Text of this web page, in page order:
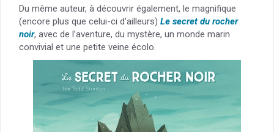
Du même auteur, à découvrir également, le magnifique
(encore plus que celui-ci d’ailleurs) Le secret du rocher
noir, avec de l’aventure, du mystère, un monde marin
convivial et une petite veine écolo.